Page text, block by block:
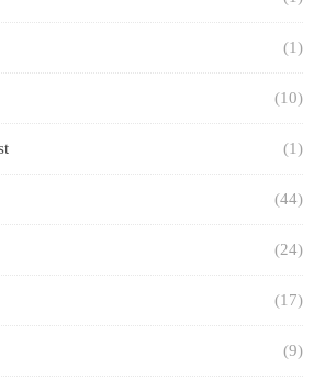
(1)
(10)
(1)
(44)
(24)
(17)
(9)